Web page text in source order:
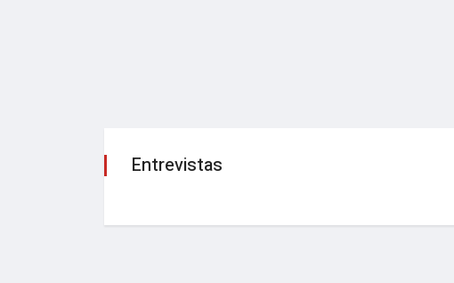
Entrevistas